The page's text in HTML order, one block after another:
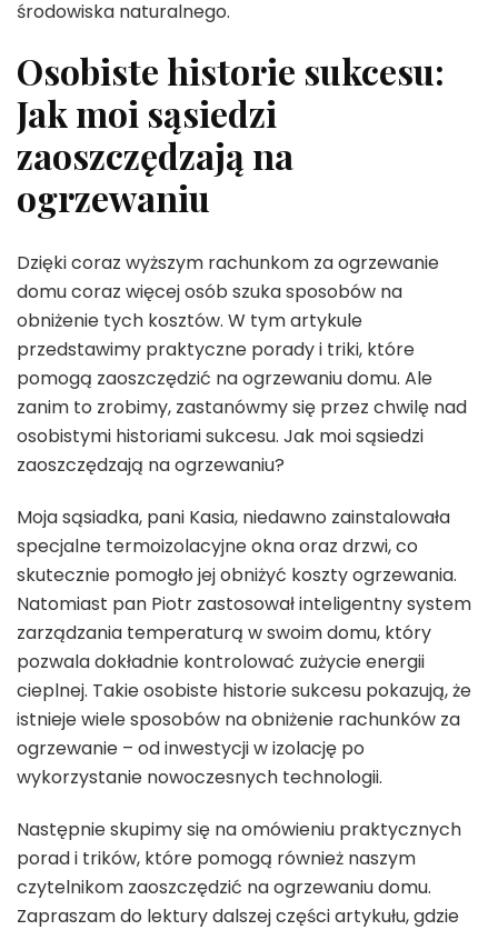
środowiska naturalnego.
Osobiste historie sukcesu:
Jak moi sąsiedzi
zaoszczędzają na
ogrzewaniu
Dzięki coraz wyższym rachunkom za ogrzewanie
domu coraz więcej osób szuka sposobów na
obniżenie tych kosztów. W tym artykule
przedstawimy praktyczne porady i triki, które
pomogą zaoszczędzić na ogrzewaniu domu. Ale
zanim to zrobimy, zastanówmy się przez chwilę nad
osobistymi historiami sukcesu. Jak moi sąsiedzi
zaoszczędzają na ogrzewaniu?
Moja sąsiadka, pani Kasia, niedawno zainstalowała
specjalne termoizolacyjne okna oraz drzwi, co
skutecznie pomogło jej obniżyć koszty ogrzewania.
Natomiast pan Piotr zastosował inteligentny system
zarządzania temperaturą w swoim domu, który
pozwala dokładnie kontrolować zużycie energii
cieplnej. Takie osobiste historie sukcesu pokazują, że
istnieje wiele sposobów na obniżenie rachunków za
ogrzewanie – od inwestycji w izolację po
wykorzystanie nowoczesnych technologii.
Następnie skupimy się na omówieniu praktycznych
porad i trików, które pomogą również naszym
czytelnikom zaoszczędzić na ogrzewaniu domu.
Zapraszam do lektury dalszej części artykułu, gdzie